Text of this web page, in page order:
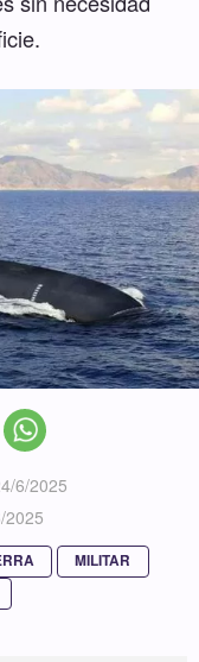
6/2025
2025
MILITAR